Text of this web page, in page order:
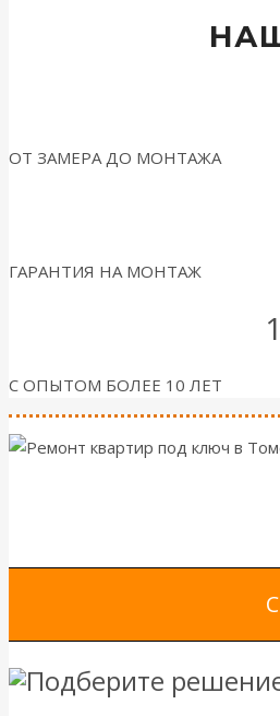
ОТ ЗАМЕРА ДО МОНТАЖА
ГАРАНТИЯ НА МОНТАЖ
С ОПЫТОМ БОЛЕЕ 10 ЛЕТ